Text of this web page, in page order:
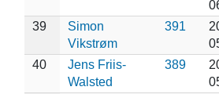
39
Simon
Vikstrøm
391
40
Jens Friis-
Walsted
389